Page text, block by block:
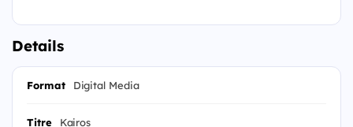
Details
Format Digital Media
Titre Kairos